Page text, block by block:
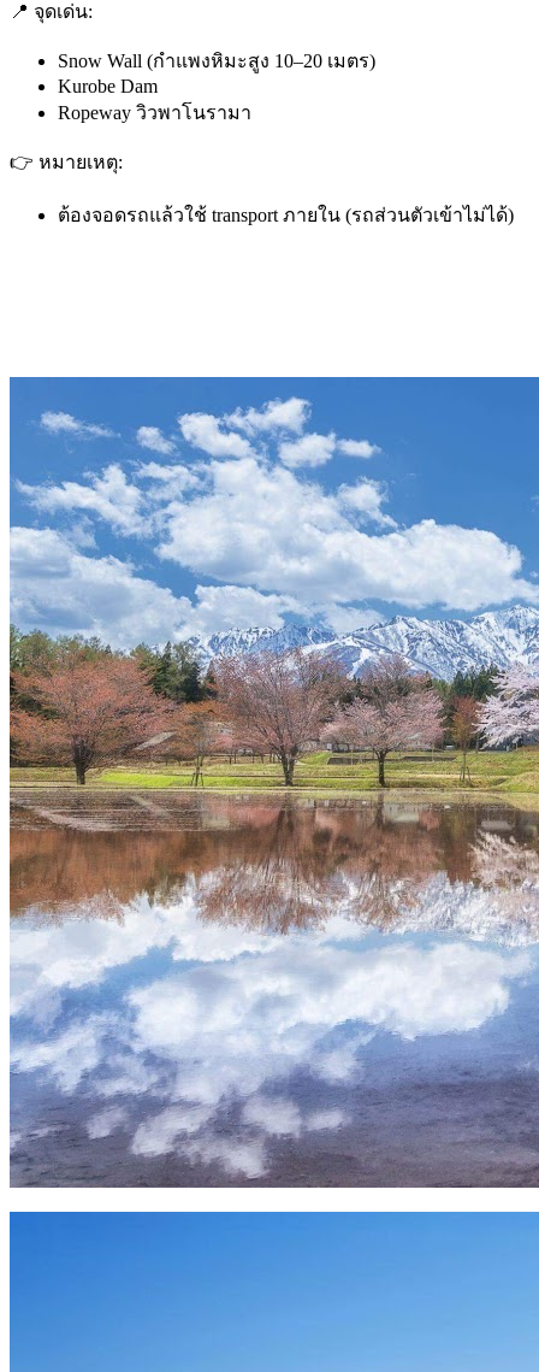
📍 จุดเด่น:
Snow Wall (กำแพงหิมะสูง 10–20 เมตร)
Kurobe Dam
Ropeway วิวพาโนรามา
👉 หมายเหตุ:
ต้องจอดรถแล้วใช้ transport ภายใน (รถส่วนตัวเข้าไม่ได้)